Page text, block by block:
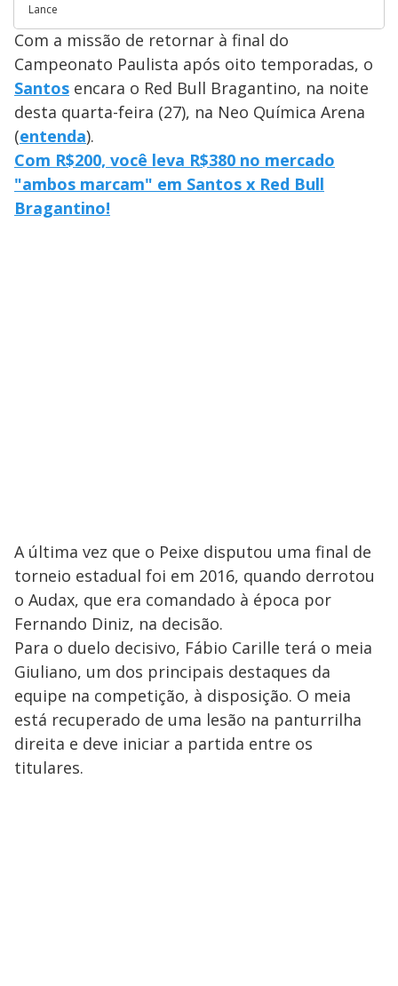
Lance
Com a missão de retornar à final do
Campeonato Paulista após oito temporadas, o
Santos encara o Red Bull Bragantino, na noite
desta quarta-feira (27), na Neo Química Arena
(entenda).
Com R$200, você leva R$380 no mercado
"ambos marcam" em Santos x Red Bull
Bragantino!
A última vez que o Peixe disputou uma final de
torneio estadual foi em 2016, quando derrotou
o Audax, que era comandado à época por
Fernando Diniz, na decisão.
Para o duelo decisivo, Fábio Carille terá o meia
Giuliano, um dos principais destaques da
equipe na competição, à disposição. O meia
está recuperado de uma lesão na panturrilha
direita e deve iniciar a partida entre os
titulares.